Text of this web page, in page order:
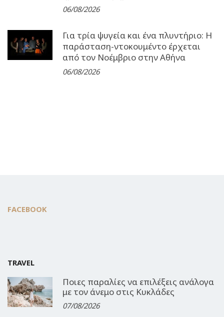
06/08/2026
Για τρία ψυγεία και ένα πλυντήριο: Η
παράσταση-ντοκουμέντο έρχεται
από τον Νοέμβριο στην Αθήνα
06/08/2026
FACEBOOK
TRAVEL
Ποιες παραλίες να επιλέξεις ανάλογα
με τον άνεμο στις Κυκλάδες
07/08/2026